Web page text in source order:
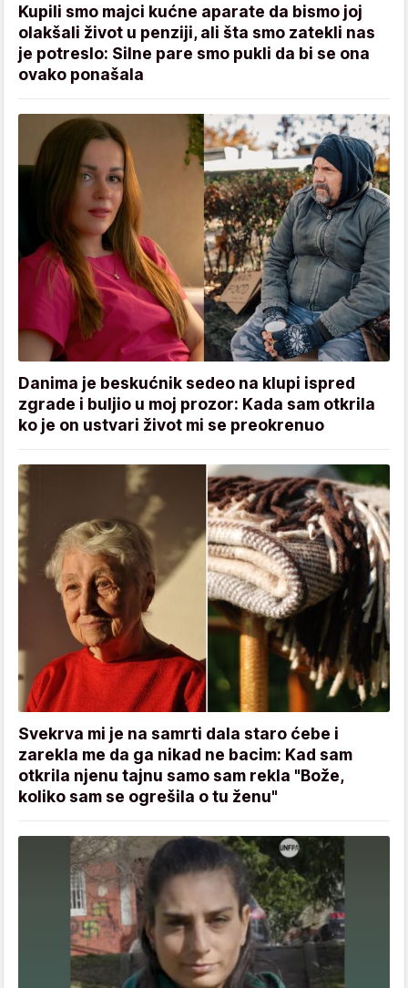
Kupili smo majci kućne aparate da bismo joj
olakšali život u penziji, ali šta smo zatekli nas
je potreslo: Silne pare smo pukli da bi se ona
ovako ponašala
Danima je beskućnik sedeo na klupi ispred
zgrade i buljio u moj prozor: Kada sam otkrila
ko je on ustvari život mi se preokrenuo
Svekrva mi je na samrti dala staro ćebe i
zarekla me da ga nikad ne bacim: Kad sam
otkrila njenu tajnu samo sam rekla "Bože,
koliko sam se ogrešila o tu ženu"